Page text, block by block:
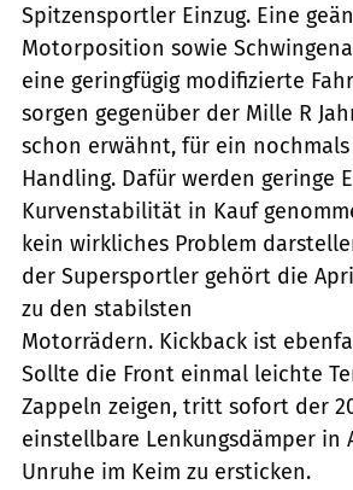
Spitzensportler Einzug. Eine
Motorposition sowie
eine geringfügig modifizierte
sorgen gegenüber der Mille R
schon erwähnt, für ein
Handling. Dafür werden geringe
Kurvenstabilität in Kauf
kein wirkliches Problem
der Supersportler gehört die
zu den stabilsten
Motorrädern. Kickback ist
Sollte die Front einmal leichte
Zappeln zeigen, tritt sofort der
einstellbare Lenkungsdämper in
Unruhe im Keim zu ersticken.